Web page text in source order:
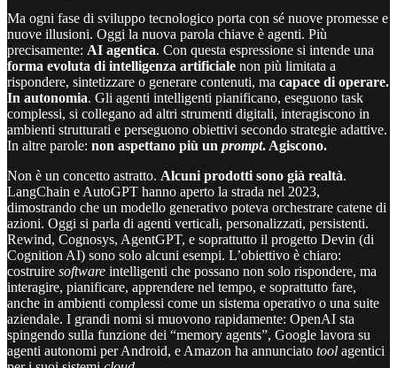
Ma ogni fase di sviluppo tecnologico porta con sé nuove promesse e
nuove illusioni. Oggi la nuova parola chiave è agenti. Più
precisamente: AI agentica. Con questa espressione si intende una
forma evoluta di intelligenza artificiale non più limitata a
rispondere, sintetizzare o generare contenuti, ma capace di operare.
In autonomia. Gli agenti intelligenti pianificano, eseguono task
complessi, si collegano ad altri strumenti digitali, interagiscono in
ambienti strutturati e perseguono obiettivi secondo strategie adattive.
In altre parole: non aspettano più un prompt. Agiscono.
Non è un concetto astratto. Alcuni prodotti sono già realtà.
LangChain e AutoGPT hanno aperto la strada nel 2023,
dimostrando che un modello generativo poteva orchestrare catene di
azioni. Oggi si parla di agenti verticali, personalizzati, persistenti.
Rewind, Cognosys, AgentGPT, e soprattutto il progetto Devin (di
Cognition AI) sono solo alcuni esempi. L’obiettivo è chiaro:
costruire software intelligenti che possano non solo rispondere, ma
interagire, pianificare, apprendere nel tempo, e soprattutto fare,
anche in ambienti complessi come un sistema operativo o una suite
aziendale. I grandi nomi si muovono rapidamente: OpenAI sta
spingendo sulla funzione dei “memory agents”, Google lavora su
agenti autonomi per Android, e Amazon ha annunciato tool agentici